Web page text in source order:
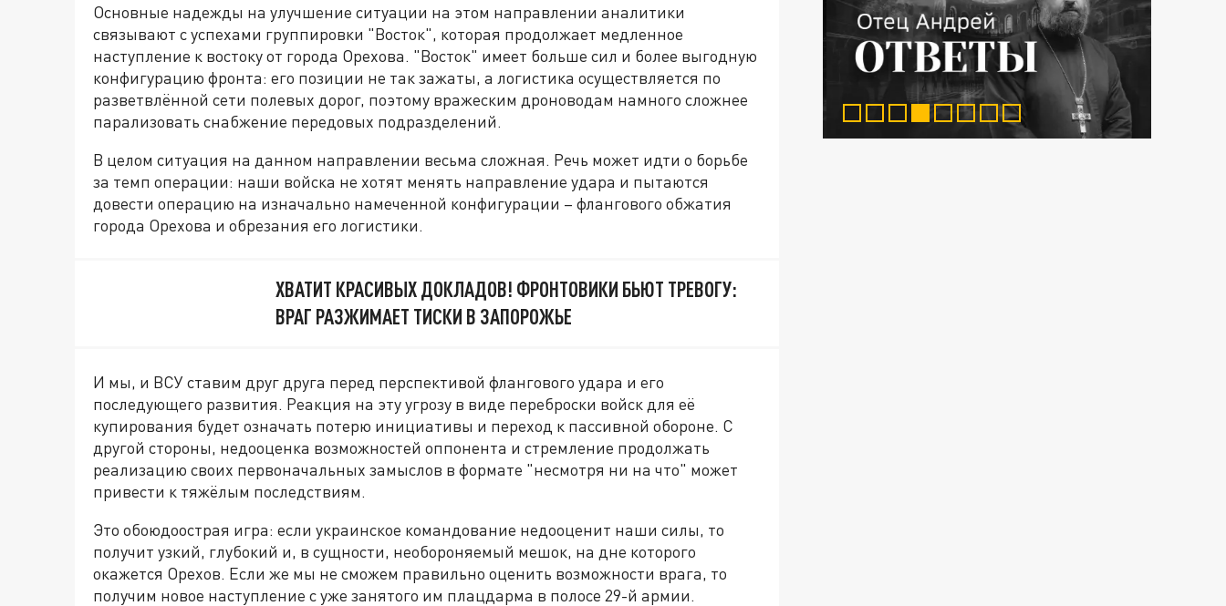
Основные надежды на улучшение ситуации на этом направлении аналитики
связывают с успехами группировки "Восток", которая продолжает медленное
наступление к востоку от города Орехова. "Восток" имеет больше сил и более выгодную
конфигурацию фронта: его позиции не так зажаты, а логистика осуществляется по
разветвлённой сети полевых дорог, поэтому вражеским дроноводам намного сложнее
парализовать снабжение передовых подразделений.
В целом ситуация на данном направлении весьма сложная. Речь может идти о борьбе
за темп операции: наши войска не хотят менять направление удара и пытаются
довести операцию на изначально намеченной конфигурации – флангового обжатия
города Орехова и обрезания его логистики.
ХВАТИТ КРАСИВЫХ ДОКЛАДОВ! ФРОНТОВИКИ БЬЮТ ТРЕВОГУ:
ВРАГ РАЗЖИМАЕТ ТИСКИ В ЗАПОРОЖЬЕ
И мы, и ВСУ ставим друг друга перед перспективой флангового удара и его
последующего развития. Реакция на эту угрозу в виде переброски войск для её
купирования будет означать потерю инициативы и переход к пассивной обороне. С
другой стороны, недооценка возможностей оппонента и стремление продолжать
реализацию своих первоначальных замыслов в формате "несмотря ни на что" может
привести к тяжёлым последствиям.
Это обоюдоострая игра: если украинское командование недооценит наши силы, то
получит узкий, глубокий и, в сущности, необороняемый мешок, на дне которого
окажется Орехов. Если же мы не сможем правильно оценить возможности врага, то
получим новое наступление с уже занятого им плацдарма в полосе 29-й армии.